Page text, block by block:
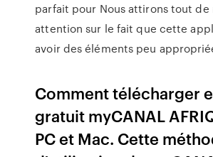
parfait pour Nous attirons tout de
attention sur le fait que cette
avoir des éléments peu
Comment télécharger
gratuit myCANAL
PC et Mac. Cette